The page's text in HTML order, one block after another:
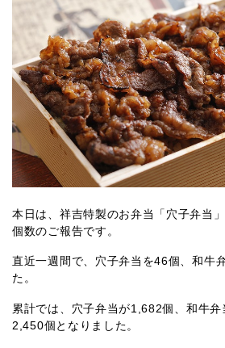
本日は、祥吉特製のお弁当「穴子弁当
個数のご報告です。
直近一週間で、穴子弁当を46個、和牛
た。
累計では、穴子弁当が1,682個、和牛
2,450個となりました。